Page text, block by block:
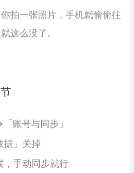
拍一张照片，手机就偷偷往
这么没了。
账号与同步」
据」关掉
，手动同步就行